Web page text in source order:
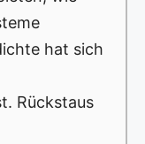
hat sich
Rückstaus